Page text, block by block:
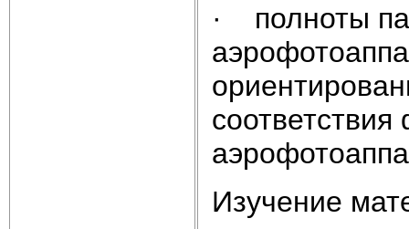
· полноты
Изучение